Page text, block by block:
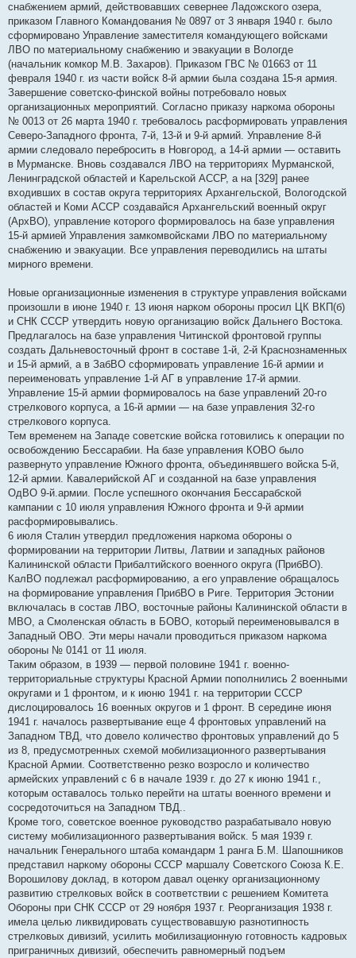
снабжением армий, действовавших севернее Ладожского озера,
приказом Главного Командования № 0897 от 3 января 1940 г. было
сформировано Управление заместителя командующего войсками
ЛВО по материальному снабжению и эвакуации в Вологде
(начальник комкор М.В. Захаров). Приказом ГВС № 01663 от 11
февраля 1940 г. из части войск 8-й армии была создана 15-я армия.
Завершение советско-финской войны потребовало новых
организационных мероприятий. Согласно приказу наркома обороны
№ 0013 от 26 марта 1940 г. требовалось расформировать управления
Северо-Западного фронта, 7-й, 13-й и 9-й армий. Управление 8-й
армии следовало перебросить в Новгород, а 14-й армии — оставить
в Мурманске. Вновь создавался ЛВО на территориях Мурманской,
Ленинградской областей и Карельской АССР, а на [329] ранее
входивших в состав округа территориях Архангельской, Вологодской
областей и Коми АССР создавайся Архангельский военный округ
(АрхВО), управление которого формировалось на базе управления
15-й армией Управления замкомвойсками ЛВО по материальному
снабжению и эвакуации. Все управления переводились на штаты
мирного времени.
Новые организационные изменения в структуре управления войсками
произошли в июне 1940 г. 13 июня нарком обороны просил ЦК ВКП(б)
и СНК СССР утвердить новую организацию войск Дальнего Востока.
Предлагалось на базе управления Читинской фронтовой группы
создать Дальневосточный фронт в составе 1-й, 2-й Краснознаменных
и 15-й армий, а в ЗабВО сформировать управление 16-й армии и
переименовать управление 1-й АГ в управление 17-й армии.
Управление 15-й армии формировалось на базе управлений 20-го
стрелкового корпуса, а 16-й армии — на базе управления 32-го
стрелкового корпуса.
Тем временем на Западе советские войска готовились к операции по
освобождению Бессарабии. На базе управления КОВО было
развернуто управление Южного фронта, объединявшего войска 5-й,
12-й армии. Кавалерийской АГ и созданной на базе управления
ОдВО 9-й.армии. После успешного окончания Бессарабской
кампании с 10 июля управления Южного фронта и 9-й армии
расформировывались.
6 июля Сталин утвердил предложения наркома обороны о
формировании на территории Литвы, Латвии и западных районов
Калининской области Прибалтийского военного округа (ПрибВО).
КалВО подлежал расформированию, а его управление обращалось
на формирование управления ПрибВО в Риге. Территория Эстонии
включалась в состав ЛВО, восточные районы Калининской области в
МВО, а Смоленская область в БОВО, который переименовывался в
Западный ОВО. Эти меры начали проводиться приказом наркома
обороны № 0141 от 11 июля.
Таким образом, в 1939 — первой половине 1941 г. военно-
территориальные структуры Красной Армии пополнились 2 военными
округами и 1 фронтом, и к июню 1941 г. на территории СССР
дислоцировалось 16 военных округов и 1 фронт. В середине июня
1941 г. началось развертывание еще 4 фронтовых управлений на
Западном ТВД, что довело количество фронтовых управлений до 5
из 8, предусмотренных схемой мобилизационного развертывания
Красной Армии. Соответственно резко возросло и количество
армейских управлений с 6 в начале 1939 г. до 27 к июню 1941 г.,
которым оставалось только перейти на штаты военного времени и
сосредоточиться на Западном ТВД..
Кроме того, советское военное руководство разрабатывало новую
систему мобилизационного развертывания войск. 5 мая 1939 г.
начальник Генерального штаба командарм 1 ранга Б.М. Шапошников
представил наркому обороны СССР маршалу Советского Союза К.Е.
Ворошилову доклад, в котором давал оценку организационному
развитию стрелковых войск в соответствии с решением Комитета
Обороны при СНК СССР от 29 ноября 1937 г. Реорганизация 1938 г.
имела целью ликвидировать существовавшую разнотипность
стрелковых дивизий, усилить мобилизационную готовность кадровых
приграничных дивизий, обеспечить равномерный подъем